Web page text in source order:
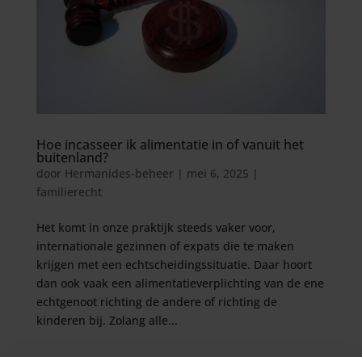
Hoe incasseer ik alimentatie in of vanuit het
buitenland?
door Hermanides-beheer | mei 6, 2025 |
familierecht
Het komt in onze praktijk steeds vaker voor,
internationale gezinnen of expats die te maken
krijgen met een echtscheidingssituatie. Daar hoort
dan ook vaak een alimentatieverplichting van de ene
echtgenoot richting de andere of richting de
kinderen bij. Zolang alle...